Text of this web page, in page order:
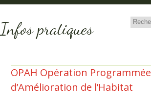
Infos pratiques
OPAH Opération Programmée
d’Amélioration de l’Habitat